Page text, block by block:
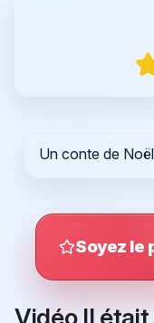
Un conte de
Soyez le
Vidéo Il